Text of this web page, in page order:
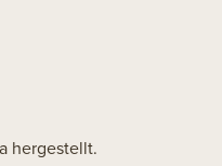
hergestellt.